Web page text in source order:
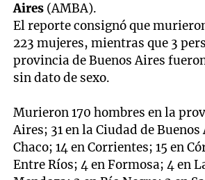
Aires (AMBA).
El reporte consignó que
223 mujeres, mientras que 3
provincia de Buenos Aires
sin dato de sexo.
Murieron 170 hombres en la
Aires; 31 en la Ciudad de Buenos
Chaco; 14 en Corrientes; 15 en
Entre Ríos; 4 en Formosa; 4 en